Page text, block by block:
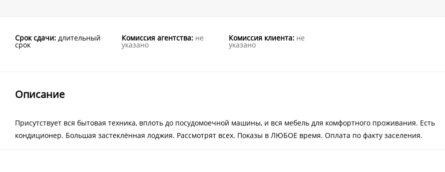
Срок сдачи: длительный
срок
Комиссия агентства: не
указано
Комиссия клиента: не
указано
Описание
Присутствует вся бытовая техника, вплоть до посудомоечной машины, и вся мебель для комфортного проживания. Есть
кондиционер. Большая застеклённая лоджия. Рассмотрят всех. Показы в ЛЮБОЕ время. Оплата по факту заселения.